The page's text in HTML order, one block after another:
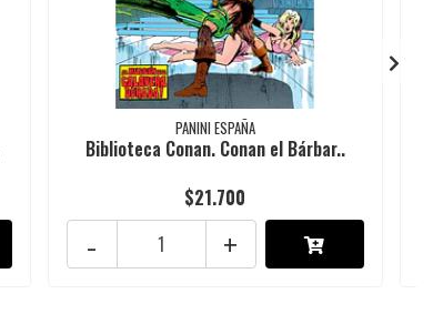
PANINI ESPAÑA
Biblioteca Conan. Conan el Bárbar..
$21.700
+
-